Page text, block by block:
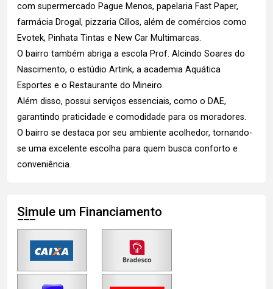
com supermercado Pague Menos, papelaria Fast Paper,
farmácia Drogal, pizzaria Cillos, além de comércios como
Evotek, Pinhata Tintas e New Car Multimarcas.
O bairro também abriga a escola Prof. Alcindo Soares do
Nascimento, o estúdio Artink, a academia Aquática
Esportes e o Restaurante do Mineiro.
Além disso, possui serviços essenciais, como o DAE,
garantindo praticidade e comodidade para os moradores.
O bairro se destaca por seu ambiente acolhedor, tornando-
se uma excelente escolha para quem busca conforto e
conveniência.
Simule um Financiamento